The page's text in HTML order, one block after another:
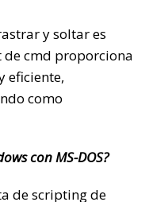
y soltar es
de cmd proporciona
eficiente,
como
con MS-DOS?
de scripting de